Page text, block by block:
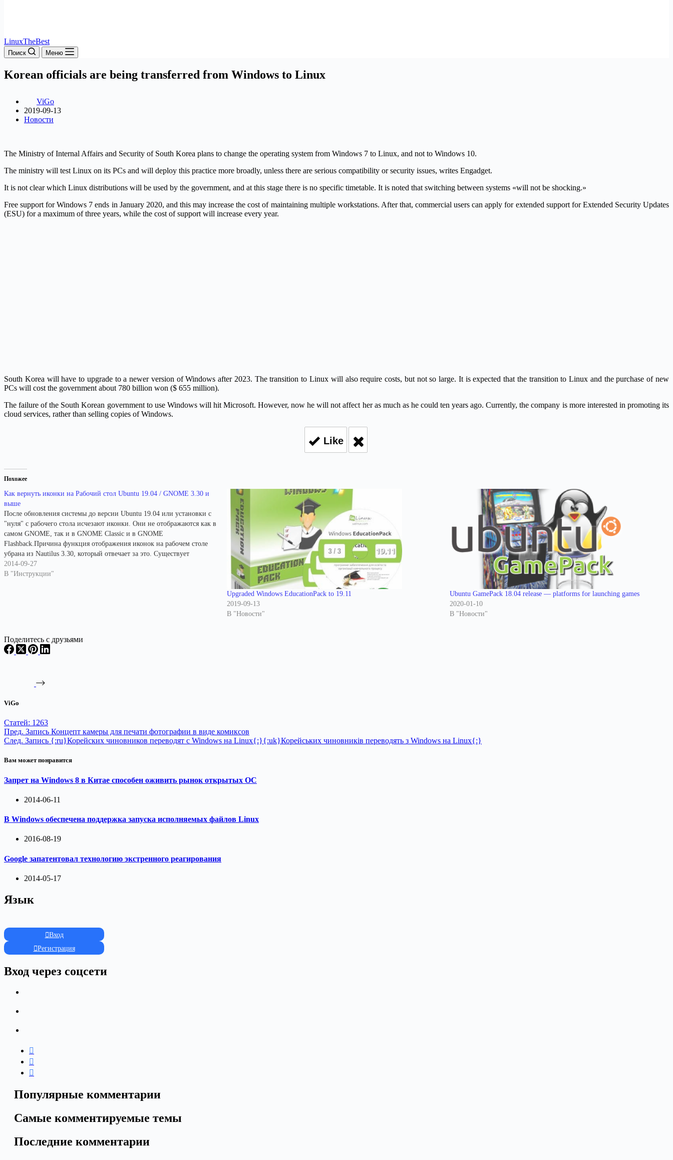
LinuxTheBest
Поиск Меню
Korean officials are being transferred from Windows to Linux
ViGo
2019-09-13
Новости
The Ministry of Internal Affairs and Security of South Korea plans to change the operating system from Windows 7 to Linux, and not to Windows 10.
The ministry will test Linux on its PCs and will deploy this practice more broadly, unless there are serious compatibility or security issues, writes Engadget.
It is not clear which Linux distributions will be used by the government, and at this stage there is no specific timetable. It is noted that switching between systems «will not be shocking.»
Free support for Windows 7 ends in January 2020, and this may increase the cost of maintaining multiple workstations. After that, commercial users can apply for extended support for Extended Security Updates
(ESU) for a maximum of three years, while the cost of support will increase every year.
South Korea will have to upgrade to a newer version of Windows after 2023. The transition to Linux will also require costs, but not so large. It is expected that the transition to Linux and the purchase of new
PCs will cost the government about 780 billion won ($ 655 million).
The failure of the South Korean government to use Windows will hit Microsoft. However, now he will not affect her as much as he could ten years ago. Currently, the company is more interested in promoting its
cloud services, rather than selling copies of Windows.
Like
Похожее
Как вернуть иконки на Рабочий стол Ubuntu 19.04 / GNOME 3.30 и
выше
После обновления системы до версии Ubuntu 19.04 или установки с
"нуля" с рабочего стола исчезают иконки. Они не отображаются как в
самом GNOME, так и в GNOME Classic и в GNOME
Flashback.Причина функция отображения иконок на рабочем столе
убрана из Nautilus 3.30, который отвечает за это. Существует
минимум три варианта…
2014-09-27
В "Инструкции"
Upgraded Windows EducationPack to 19.11
2019-09-13
В "Новости"
Ubuntu GamePack 18.04 release — platforms for launching games
2020-01-10
В "Новости"
Поделитесь с друзьями
ViGo
Статей: 1263
Пред. Запись Концепт камеры для печати фотографии в виде комиксов
След. Запись {:ru}Корейских чиновников переводят с Windows на Linux{:}{:uk}Корейських чиновників переводять з Windows на Linux{:}
Вам может понравится
Запрет на Windows 8 в Китае способен оживить рынок открытых ОС
2014-06-11
В Windows обеспечена поддержка запуска исполняемых файлов Linux
2016-08-19
Google запатентовал технологию экстренного реагирования
2014-05-17
Язык
Вход
Регистрация
Вход через соцсети
Популярные комментарии
Самые комментируемые темы
Последние комментарии